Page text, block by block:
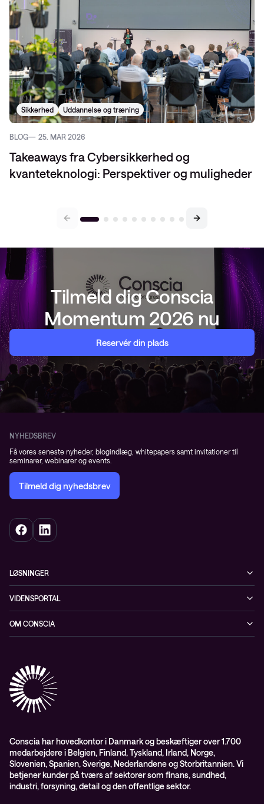
Sikkerhed Uddannelse og træning
BLOG 25. MAR 2026
Takeaways fra Cybersikkerhed og
kvanteteknologi: Perspektiver og muligheder
Tilmeld dig Conscia
Momentum 2026 nu
Reservér din plads
NYHEDSBREV
Få vores seneste nyheder, blogindlæg, whitepapers samt invitationer til
seminarer, webinarer og events.
Tilmeld dig nyhedsbrev
LØSNINGER
Netværk
Datacenter & Cloud
Observability
Conscia Managed Services
Conscia Services
VIDENSPORTAL
Events
Videoer
Whitepapers
OM CONSCIA
Partnere
Presserum
ISO certifikater
Proces for kundeklager
Salgs- og leveringsbetingelser
Selskabsoplysninger og SKI-rammeaftale
Conscia har hovedkontor i Danmark og beskæftiger over 1.700
medarbejdere i Belgien, Finland, Tyskland, Irland, Norge,
Slovenien, Spanien, Sverige, Nederlandene og Storbritannien. Vi
betjener kunder på tværs af sektorer som finans, sundhed,
industri, forsyning, detail og den offentlige sektor.